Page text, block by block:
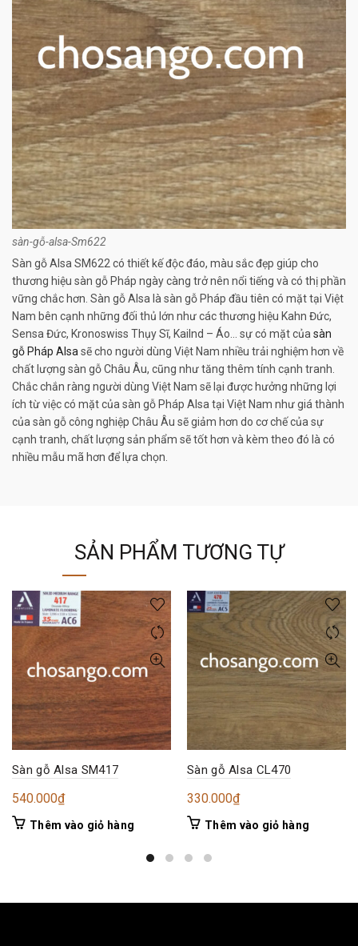
sàn-gỗ-alsa-Sm622
Sàn gỗ Alsa SM622 có thiết kế độc đáo, màu sắc đẹp giúp cho
thương hiệu sàn gỗ Pháp ngày càng trở nên nổi tiếng và có thị phần
vững chắc hơn. Sàn gỗ Alsa là sàn gỗ Pháp đầu tiên có mặt tại Việt
Nam bên cạnh những đối thủ lớn như các thương hiệu Kahn Đức,
Sensa Đức, Kronoswiss Thụy Sĩ, Kailnd – Áo… sự có mặt của sàn
gỗ Pháp Alsa sẽ cho người dùng Việt Nam nhiều trải nghiệm hơn về
chất lượng sàn gỗ Châu Âu, cũng như tăng thêm tính cạnh tranh.
Chắc chắn ràng người dùng Việt Nam sẽ lại được hưởng những lợi
ích từ việc có mặt của sàn gỗ Pháp Alsa tại Việt Nam như giá thành
của sàn gỗ công nghiệp Châu Âu sẽ giảm hơn do cơ chế của sự
cạnh tranh, chất lượng sản phẩm sẽ tốt hơn và kèm theo đó là có
nhiều mẫu mã hơn để lựa chọn.
SẢN PHẨM TƯƠNG TỰ
Sàn gỗ Alsa SM417
540.000₫
Thêm vào giỏ hàng
Sàn gỗ Alsa CL470
330.000₫
Thêm vào giỏ hàng